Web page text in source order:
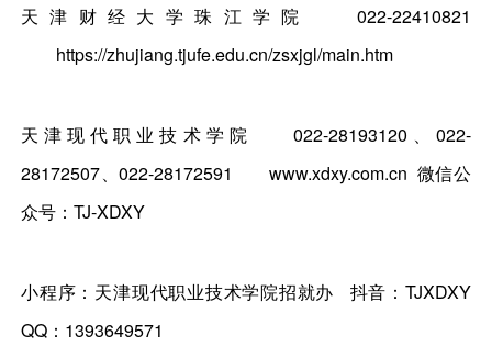
天津财经大学珠江学院
022-22410821
https://zhujiang.tjufe.edu.cn/zsxjgl/main.htm
天津现代职业技术学院
022-28193120、022-
28172507、022-28172591
www.xdxy.com.cn 微信公
众号：TJ-XDXY
小程序：天津现代职业技术学院招就办 抖音：TJXDXY
QQ：1393649571